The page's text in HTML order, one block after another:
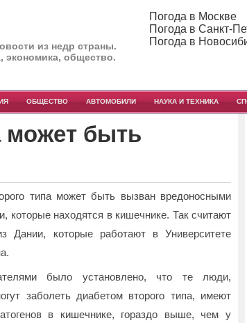
из недр страны.
экономика, общество.
Погода в Москве
Погода в Санкт-
Погода в
ОБЩЕСТВО АВТОМОБИЛИ НАУКА И ТЕХНИКА
может быть
типа может быть вызван вредоносными
которые находятся в кишечнике. Так считают
Дании, которые работают в Университете
было установлено, что те люди,
заболеть диабетом второго типа, имеют
в кишечнике, гораздо выше, чем у